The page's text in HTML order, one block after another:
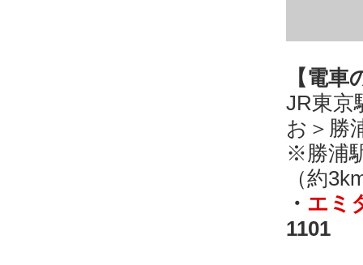
【電車
JR東京
お＞勝
※勝浦
（約
・ エミ
1101